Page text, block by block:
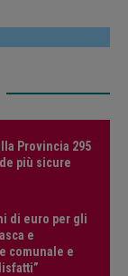
Provincia 295
più sicure
di euro per gli
e
comunale e